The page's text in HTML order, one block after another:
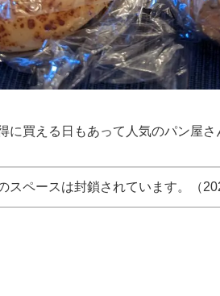
に買える日もあって人気のパン屋
スペースは封鎖されています。（